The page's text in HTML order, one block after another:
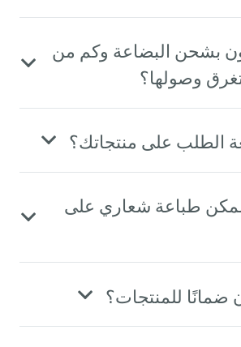
بشحن البضاعة وكم من
وصولها؟
الطلب على منتجاتك؟
طباعة شعاري على
للمنتجات؟